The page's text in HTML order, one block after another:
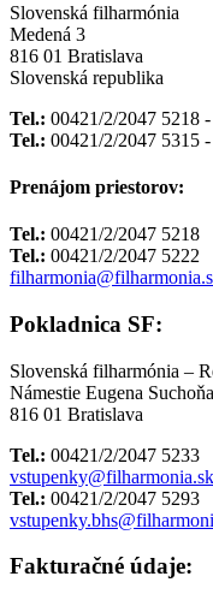
Slovenská filharmónia
Medená 3
816 01 Bratislava
Slovenská republika
Tel.: 00421/2/2047 5218
Tel.: 00421/2/2047 5315
Prenájom priestorov:
Tel.: 00421/2/2047 5218
Tel.: 00421/2/2047 5222
Pokladnica SF:
Slovenská filharmónia –
Námestie Eugena
816 01 Bratislava
Tel.: 00421/2/2047 5233
vstupenky@filharmonia.sk
Tel.: 00421/2/2047 5293
Fakturačné údaje: